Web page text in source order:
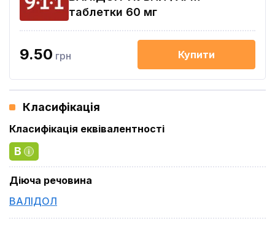
таблетки 60 мг
9.50 грн Купити
Класифікація
Класифікація еквівалентності
B
Діюча речовина
ВАЛІДОЛ